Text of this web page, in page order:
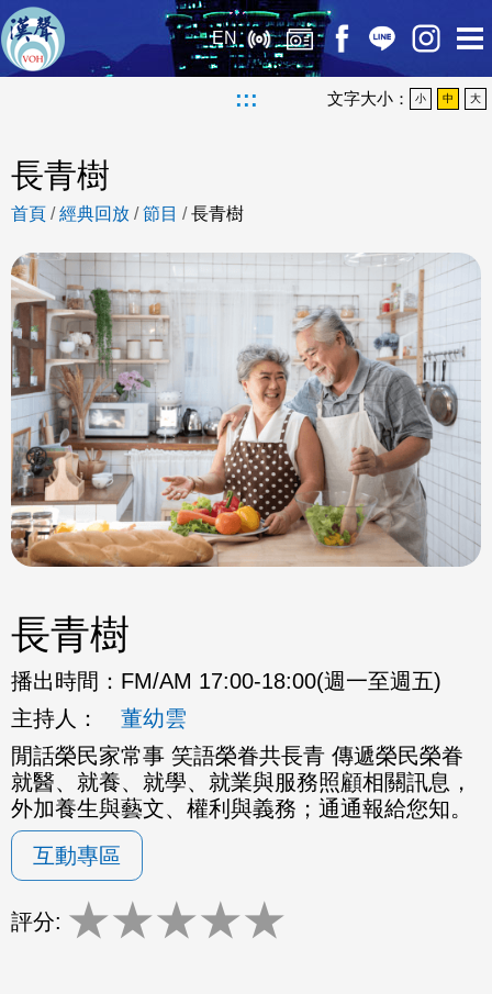
EN
::: 文字大小： 小 中 大
長青樹
首頁 /經典回放 /節目 /長青樹
長青樹
播出時間： FM/AM 17:00-18:00(週一至週五)
主持人：
董幼雲
閒話榮民家常事 笑語榮眷共長青 傳遞榮民榮眷
就醫、就養、就學、就業與服務照顧相關訊息，
外加養生與藝文、權利與義務；通通報給您知。
互動專區
評分: ★★★★★